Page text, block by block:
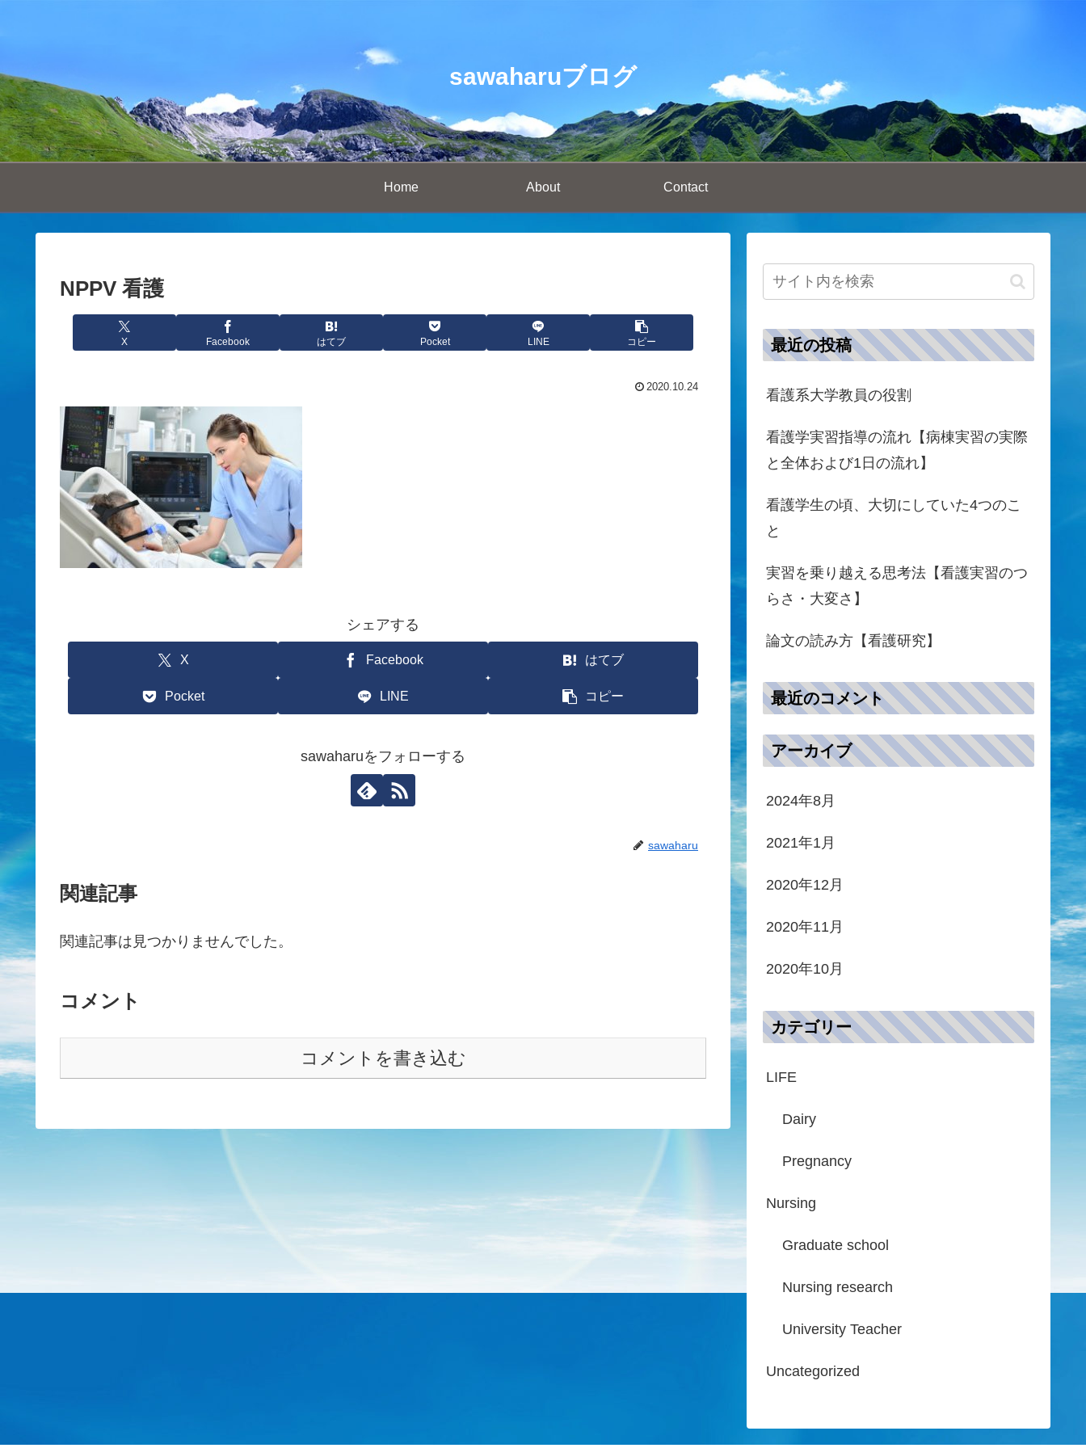
sawaharuブログ
Home About Contact
NPPV 看護
X Facebook はてブ Pocket LINE コピー
2020.10.24
シェアする
X Facebook はてブ
Pocket LINE コピー
sawaharuをフォローする
sawaharu
関連記事
関連記事は見つかりませんでした。
コメント
コメントを書き込む
最近の投稿
看護系大学教員の役割
看護学実習指導の流れ【病棟実習の実際
と全体および1日の流れ】
看護学生の頃、大切にしていた4つのこ
と
実習を乗り越える思考法【看護実習のつ
らさ・大変さ】
論文の読み方【看護研究】
最近のコメント
アーカイブ
2024年8月
2021年1月
2020年12月
2020年11月
2020年10月
カテゴリー
LIFE
Dairy
Pregnancy
Nursing
Graduate school
Nursing research
University Teacher
Uncategorized